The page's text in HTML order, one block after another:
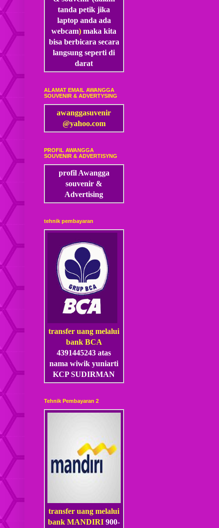
tanda petik jika
laptop anda ada
webcam)maka kita
bisa berbicara secara
langsung seperti di
darat
ALAMAT EMAIL AWANGGA
SOUVENIR & ADVERTYSING
awanggasuvenir
@yahoo.com
PROFIL AWANGGA
SOUVENIR & ADVERTISYNG
profil Awangga
souvenir &
Advertising
tehnik pembayaran
transfer uang melalui
bank BCA
4391445243 atas
nama wiwik yuniarti
KCP SUDIRMAN
Tehnik Pembayaran 2
transfer uang melalui
bank MANDIRI900-